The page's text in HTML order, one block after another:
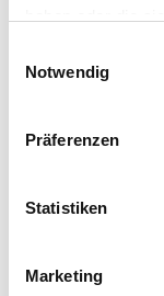
Notwendig
Präferenzen
Statistiken
Marketing
Newsletter
Standorte
Mühlhausen
Fulda